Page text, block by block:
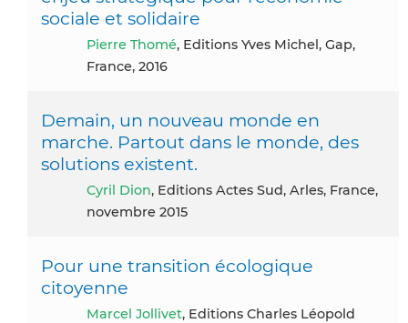
sociale et solidaire
Pierre Thomé, Editions Yves Michel, Gap,
France, 2016
Demain, un nouveau monde en
marche. Partout dans le monde, des
solutions existent.
Cyril Dion, Editions Actes Sud, Arles, France,
novembre 2015
Pour une transition écologique
citoyenne
Marcel Jollivet, Editions Charles Léopold